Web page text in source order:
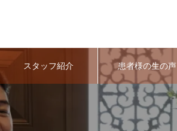
スタッフ紹介 患者様の生の声